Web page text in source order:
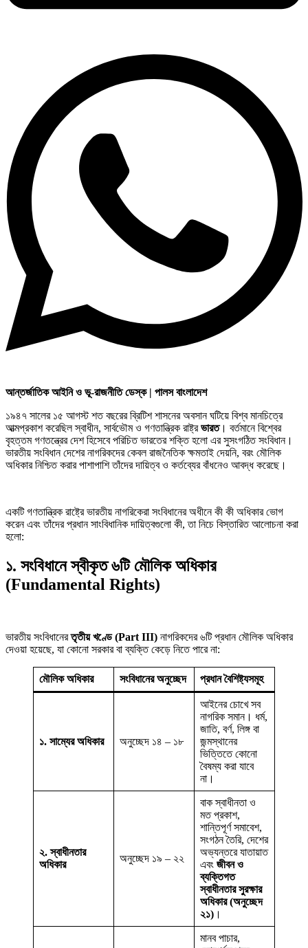
আন্তর্জাতিক আইনি ও ভূ-রাজনীতি ডেস্ক | পালস বাংলাদেশ
১৯৪৭ সালের ১৫ আগস্ট শত বছরের ব্রিটিশ শাসনের অবসান ঘটিয়ে বিশ্ব মানচিত্রে
আত্মপ্রকাশ করেছিল স্বাধীন, সার্বভৌম ও গণতান্ত্রিক রাষ্ট্রভারত। বর্তমানে বিশ্বের
বৃহত্তম গণতন্ত্রের দেশ হিসেবে পরিচিত ভারতের শক্তি হলো এর সুসংগঠিত সংবিধান।
ভারতীয় সংবিধান দেশের নাগরিকদের কেবল রাজনৈতিক ক্ষমতাই দেয়নি, বরং মৌলিক
অধিকার নিশ্চিত করার পাশাপাশি তাঁদের দায়িত্ব ও কর্তব্যের বাঁধনেও আবদ্ধ করেছে।
একটি গণতান্ত্রিক রাষ্ট্রে ভারতীয় নাগরিকেরা সংবিধানের অধীনে কী কী অধিকার ভোগ
করেন এবং তাঁদের প্রধান সাংবিধানিক দায়িত্বগুলো কী, তা নিচে বিস্তারিত আলোচনা করা
হলো:
১. সংবিধানে স্বীকৃত ৬টি মৌলিক অধিকার
(Fundamental Rights)
ভারতীয় সংবিধানেরতৃতীয় খণ্ডে (Part III) নাগরিকদের ৬টি প্রধান মৌলিক অধিকার
দেওয়া হয়েছে, যা কোনো সরকার বা ব্যক্তি কেড়ে নিতে পারে না:
মৌলিক অধিকার সংবিধানের অনুচ্ছেদ প্রধান বৈশিষ্ট্যসমূহ
১. সাম্যের অধিকার অনুচ্ছেদ ১৪ – ১৮
আইনের চোখে সব
নাগরিক সমান। ধর্ম,
জাতি, বর্ণ, লিঙ্গ বা
জন্মস্থানের
ভিত্তিতে কোনো
বৈষম্য করা যাবে
না।
২. স্বাধীনতার
অধিকার
অনুচ্ছেদ ১৯ – ২২
বাক স্বাধীনতা ও
মত প্রকাশ,
শান্তিপূর্ণ সমাবেশ,
সংগঠন তৈরি, দেশের
অভ্যন্তরে যাতায়াত
এবং জীবন ও
ব্যক্তিগত
স্বাধীনতার সুরক্ষার
অধিকার (অনুচ্ছেদ
২১) ।
মানব পাচার,